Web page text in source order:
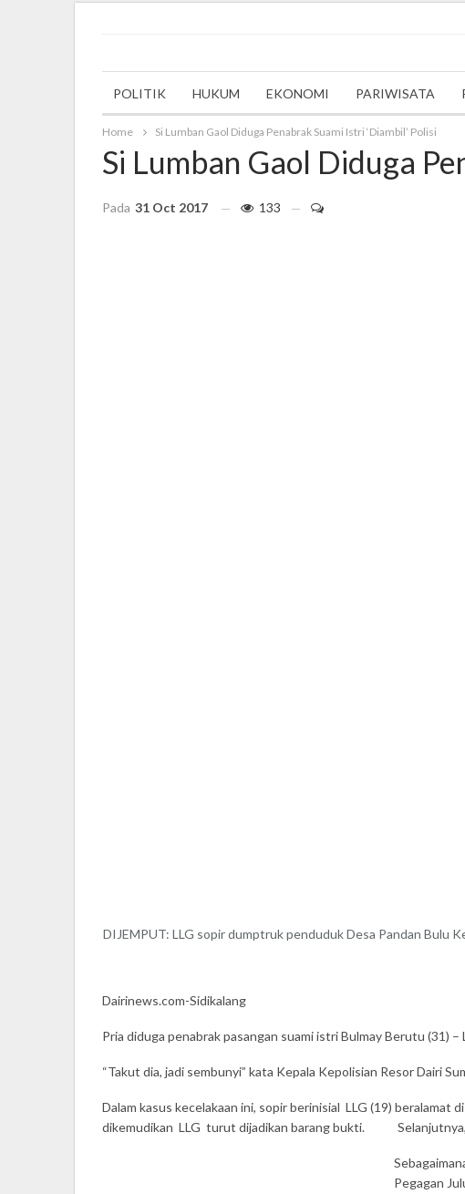
POLITIK HUKUM EKONOMI PARIWISATA
Home Si Lumban Gaol Diduga Penabrak Suami Istri ‘Diambil’ Polisi
Si Lumban Gaol Diduga
Pada 31 Oct 2017 133
DIJEMPUT: LLG sopir dumptruk penduduk Desa Pandan Bulu
Dairinews.com-Sidikalang
Pria diduga penabrak pasangan suami istri Bulmay Berutu (31)
“Takut dia, jadi sembunyi” kata Kepala Kepolisian Resor Dairi
Dalam kasus kecelakaan ini, sopir berinisial LLG (19)
dikemudikan LLG turut dijadikan barang bukti. Selanjutnya,
Pegagan